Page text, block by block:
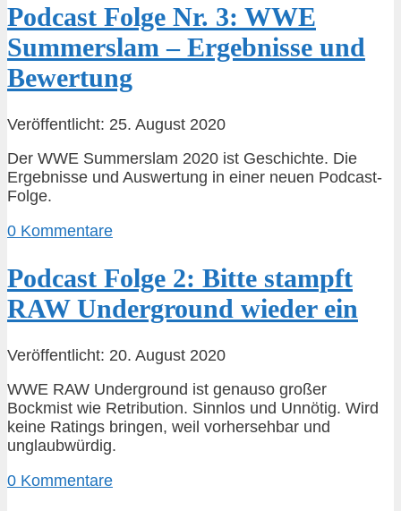
Podcast Folge Nr. 3: WWE
Summerslam – Ergebnisse und
Bewertung
Veröffentlicht: 25. August 2020
Der WWE Summerslam 2020 ist Geschichte. Die
Ergebnisse und Auswertung in einer neuen Podcast-
Folge.
0 Kommentare
Podcast Folge 2: Bitte stampft
RAW Underground wieder ein
Veröffentlicht: 20. August 2020
WWE RAW Underground ist genauso großer
Bockmist wie Retribution. Sinnlos und Unnötig. Wird
keine Ratings bringen, weil vorhersehbar und
unglaubwürdig.
0 Kommentare